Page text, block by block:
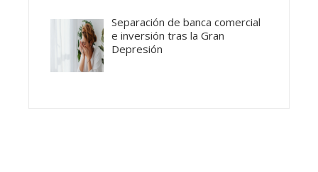
Separación de banca comercial
e inversión tras la Gran
Depresión